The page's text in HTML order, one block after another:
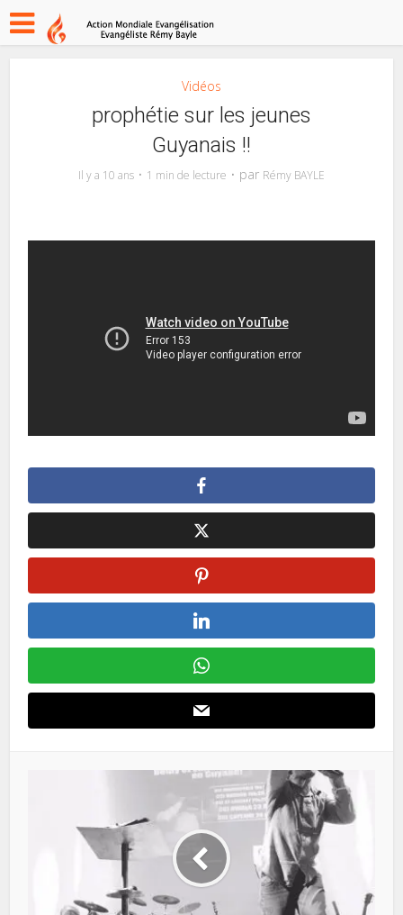
Vidéos
prophétie sur les jeunes
Guyanais !!
Il y a 10 ans 1 min de lecture par Rémy BAYLE